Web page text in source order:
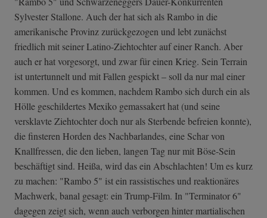
Sylvester Stallone. Auch der hat sich als Rambo in die
amerikanische Provinz zurückgezogen und lebt zunächst
friedlich mit seiner Latino-Ziehtochter auf einer Ranch. Aber
auch er hat vorgesorgt, und zwar für einen Krieg. Sein Terrain
ist untertunnelt und mit Fallen gespickt – soll da nur mal einer
kommen. Und es kommen, nachdem Rambo sich durch ein als
Hölle geschildertes Mexiko gemassakert hat (und seine
versklavte Ziehtochter doch nur als Sterbende befreien konnte),
die finsteren Horden des Nachbarlandes, eine Schar von
Knallfressen, die den lieben, langen Tag nur mit Böse-Sein
beschäftigt sind. Heißa, wird das ein Abschlachten! Um es kurz
zu machen: "Rambo 5" ist ein rassistisches und reaktionäres
Machwerk, banal gesagt: ein Trump-Film. In "Terminator 6"
dagegen zeigt sich, wenn auch verborgen hinter martialischen